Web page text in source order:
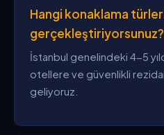
Hangi konaklama
gerçekleştiriyorsunuz?
İstanbul genelindeki 4-5
otellere ve güvenlikli
geliyoruz.